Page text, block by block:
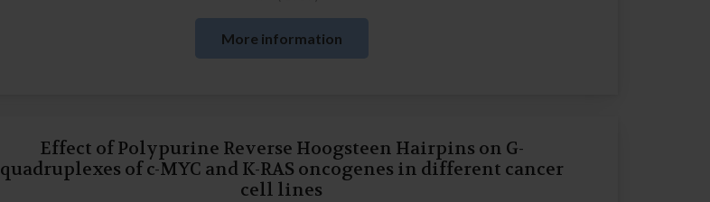
More information
Effect of Polypurine Reverse Hoogsteen Hairpins on G-
quadruplexes of c-MYC and K-RAS oncogenes in different cancer
cell lines